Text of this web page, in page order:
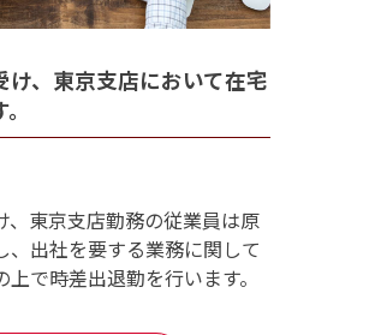
け、東京支店において在宅
、東京支店勤務の従業員は原
、出社を要する業務に関して
で時差出退勤を行います。